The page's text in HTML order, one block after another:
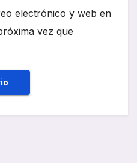
electrónico y web en
vez que